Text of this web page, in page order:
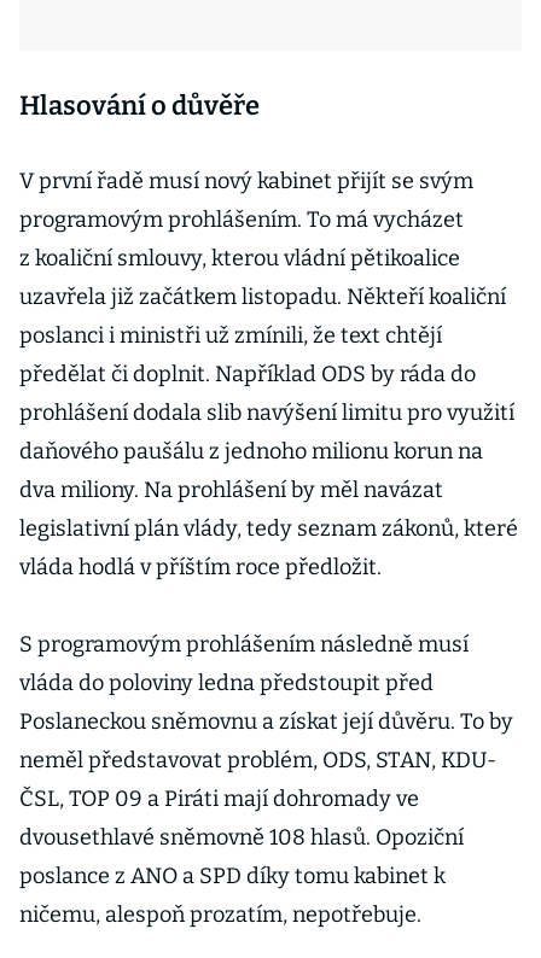
Hlasování o důvěře
V první řadě musí nový kabinet přijít se svým
programovým prohlášením. To má vycházet
z koaliční smlouvy, kterou vládní pětikoalice
uzavřela již začátkem listopadu. Někteří koaliční
poslanci i ministři už zmínili, že text chtějí
předělat či doplnit. Například ODS by ráda do
prohlášení dodala slib navýšení limitu pro využití
daňového paušálu z jednoho milionu korun na
dva miliony. Na prohlášení by měl navázat
legislativní plán vlády, tedy seznam zákonů, které
vláda hodlá v příštím roce předložit.
S programovým prohlášením následně musí
vláda do poloviny ledna předstoupit před
Poslaneckou sněmovnu a získat její důvěru. To by
neměl představovat problém, ODS, STAN, KDU-
ČSL, TOP 09 a Piráti mají dohromady ve
dvousethlavé sněmovně 108 hlasů. Opoziční
poslance z ANO a SPD díky tomu kabinet k
ničemu, alespoň prozatím, nepotřebuje.